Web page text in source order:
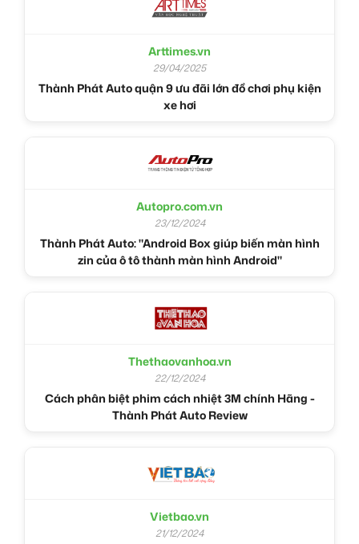
Arttimes.vn
29/04/2025
Thành Phát Auto quận 9 ưu đãi lớn đồ chơi phụ kiện
xe hơi
Autopro.com.vn
23/12/2024
Thành Phát Auto: "Android Box giúp biến màn hình
zin của ô tô thành màn hình Android"
Thethaovanhoa.vn
22/12/2024
Cách phân biệt phim cách nhiệt 3M chính Hãng -
Thành Phát Auto Review
Vietbao.vn
21/12/2024